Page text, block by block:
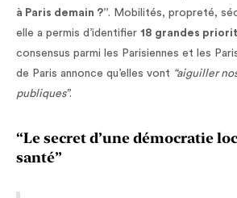
à Paris demain ?”. Mobilités, propreté,
elle a permis d’identifier 18 grandes
consensus parmi les Parisiennes et les
de Paris annonce qu’elles vont “aiguiller
publiques”.
“Le secret d’une démocratie
santé”